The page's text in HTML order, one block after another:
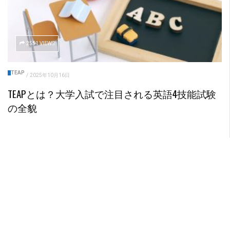
2551 VIEWS
TEAP / 2025年10月16日
TEAPとは？大学入試で注目される英語4技能試験
の全貌